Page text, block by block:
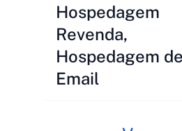
Hospedagem
Revenda,
Hospedagem de
Email